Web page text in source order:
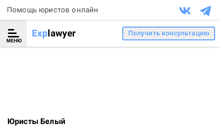
Помощь юристов онлайн
МЕНЮ
Explawyer Получить консультацию
Юристы Белый